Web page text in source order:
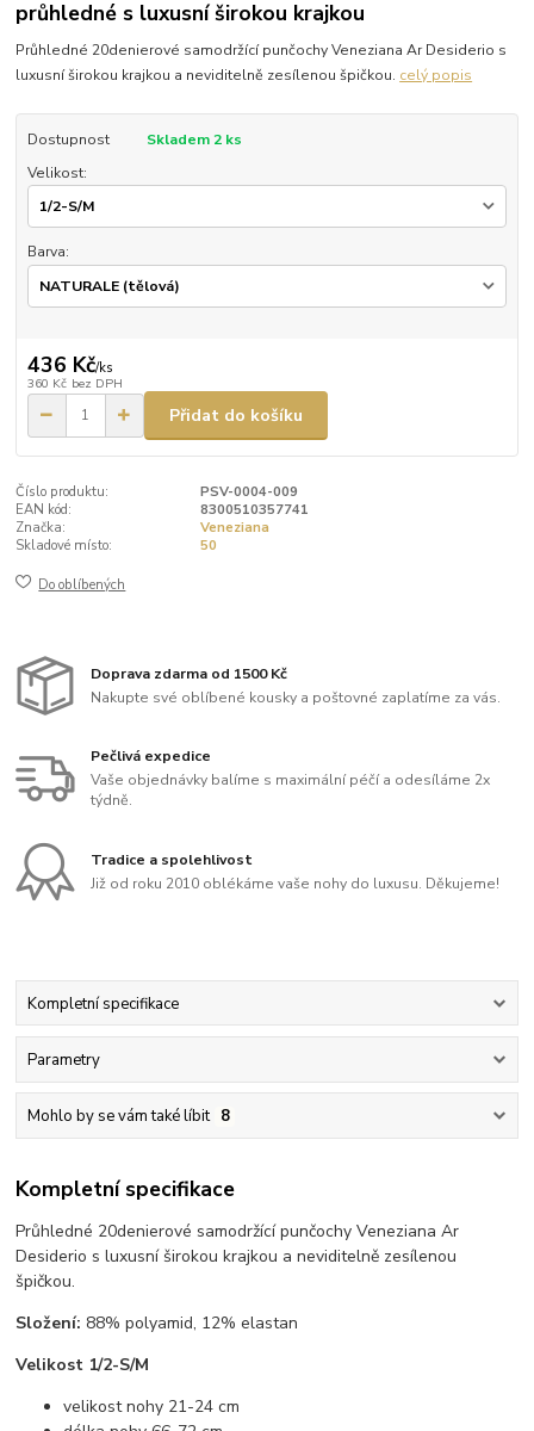
průhledné s luxusní širokou krajkou
Průhledné 20denierové samodržící punčochy Veneziana Ar Desiderio s
luxusní širokou krajkou a neviditelně zesílenou špičkou. celý popis
Dostupnost
Skladem 2 ks
Velikost:
Barva:
436 Kč/ks
360 Kč bez DPH
Přidat do košíku
Číslo produktu:
PSV-0004-009
EAN kód:
8300510357741
Značka:
Veneziana
Skladové místo:
50
Do oblíbených
Doprava zdarma od 1500 Kč
Nakupte své oblíbené kousky a poštovné zaplatíme za vás.
Pečlivá expedice
Vaše objednávky balíme s maximální péčí a odesíláme 2x
týdně.
Tradice a spolehlivost
Již od roku 2010 oblékáme vaše nohy do luxusu. Děkujeme!
Kompletní specifikace
Parametry
Mohlo by se vám také líbit 8
Kompletní specifikace
Průhledné 20denierové samodržící punčochy Veneziana Ar
Desiderio s luxusní širokou krajkou a neviditelně zesílenou
špičkou.
Složení: 88% polyamid, 12% elastan
Velikost 1/2-S/M
velikost nohy 21-24 cm